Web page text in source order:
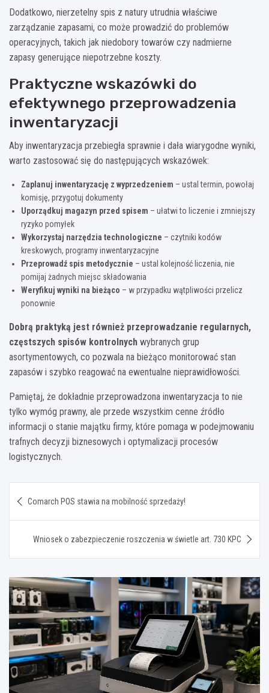
Dodatkowo, nierzetelny spis z natury utrudnia właściwe
zarządzanie zapasami, co może prowadzić do problemów
operacyjnych, takich jak niedobory towarów czy nadmierne
zapasy generujące niepotrzebne koszty.
Praktyczne wskazówki do
efektywnego przeprowadzenia
inwentaryzacji
Aby inwentaryzacja przebiegła sprawnie i dała wiarygodne wyniki,
warto zastosować się do następujących wskazówek:
Zaplanuj inwentaryzację z wyprzedzeniem – ustal termin, powołaj
komisję, przygotuj dokumenty
Uporządkuj magazyn przed spisem – ułatwi to liczenie i zmniejszy
ryzyko pomyłek
Wykorzystaj narzędzia technologiczne – czytniki kodów
kreskowych, programy inwentaryzacyjne
Przeprowadź spis metodycznie – ustal kolejność liczenia, nie
pomijaj żadnych miejsc składowania
Weryfikuj wyniki na bieżąco – w przypadku wątpliwości przelicz
ponownie
Dobrą praktyką jest również przeprowadzanie regularnych,
częstszych spisów kontrolnych wybranych grup
asortymentowych, co pozwala na bieżąco monitorować stan
zapasów i szybko reagować na ewentualne nieprawidłowości.
Pamiętaj, że dokładnie przeprowadzona inwentaryzacja to nie
tylko wymóg prawny, ale przede wszystkim cenne źródło
informacji o stanie majątku firmy, które pomaga w podejmowaniu
trafnych decyzji biznesowych i optymalizacji procesów
logistycznych.
wpisu
Comarch POS stawia na mobilność sprzedaży!
Wniosek o zabezpieczenie roszczenia w świetle art. 730 KPC